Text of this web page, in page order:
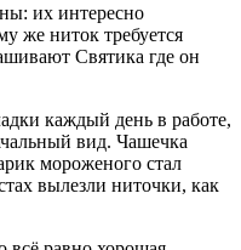
их интересно
же ниток требуется
Святика где он
каждый день в работе,
вид. Чашечка
мороженого стал
вылезли ниточки, как